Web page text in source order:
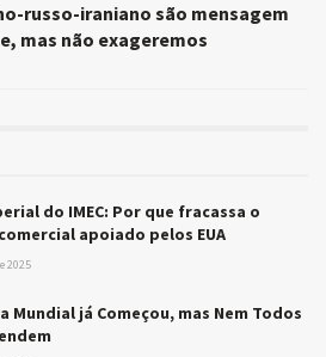
russo-iraniano são mensagem
mas não exageremos
do IMEC: Por que fracassa o
apoiado pelos EUA
2025
Mundial já Começou, mas Nem Todos